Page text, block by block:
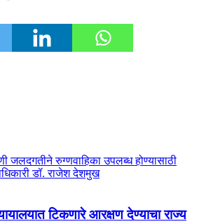
टिकणारे आरक्षण देण्याचा राज्य